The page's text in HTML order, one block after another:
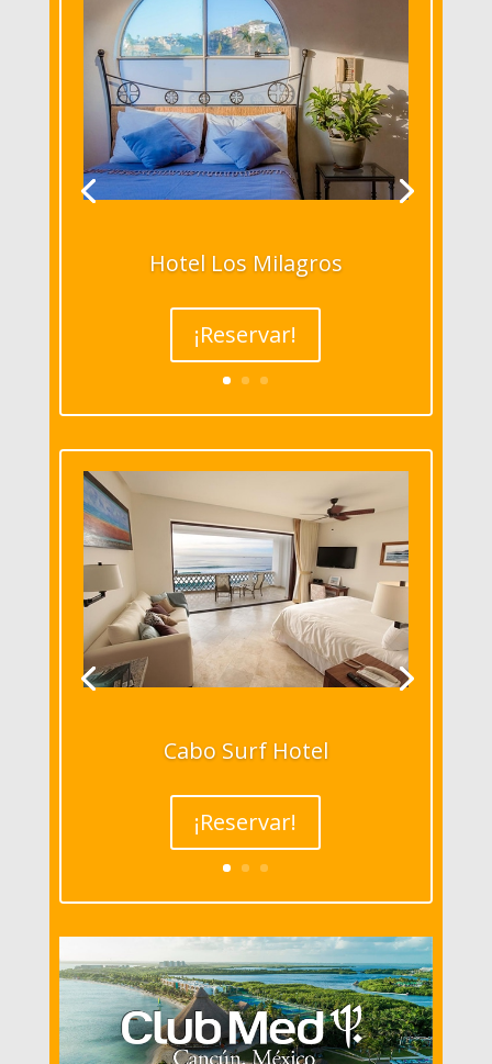
Hotel Los Milagros
¡Reservar!
Cabo Surf Hotel
¡Reservar!